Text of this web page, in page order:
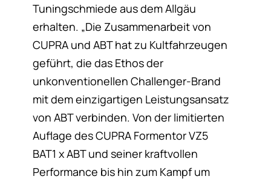
Tuningschmiede aus dem Allgäu
erhalten. „Die Zusammenarbeit von
CUPRA und ABT hat zu Kultfahrzeugen
geführt, die das Ethos der
unkonventionellen Challenger-Brand
mit dem einzigartigen Leistungsansatz
von ABT verbinden. Von der limitierten
Auflage des CUPRA Formentor VZ5
BAT1 x ABT und seiner kraftvollen
Performance bis hin zum Kampf um